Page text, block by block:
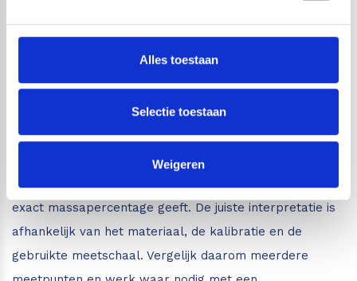
Alles toestaan
Selectie toestaan
Weigeren
maakt het mogelijk om oppervlakken snel te
scannen zonder de afwerking te beschadigen. Dit is
Houd er rekening mee dat een vochtmeter niet in iedere
ondergrond automatisch een laboratoriumwaarde of
exact massapercentage geeft. De juiste interpretatie is
afhankelijk van het materiaal, de kalibratie en de
gebruikte meetschaal. Vergelijk daarom meerdere